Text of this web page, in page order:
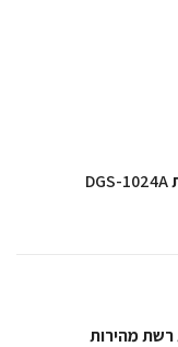
DGS-1024A